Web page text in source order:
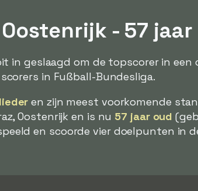
- 57 jaar
in geslaagd om de topscorer in
in Fußball-Bundesliga.
en zijn meest voorkomende
Oostenrijk en is nu 57 jaar oud
en scoorde vier doelpunten in